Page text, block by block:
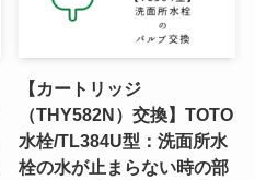
【カートリッジ
（THY582N）交換】TOTO
水栓/TL384U型：洗面所水
栓の水が止まらない時の部